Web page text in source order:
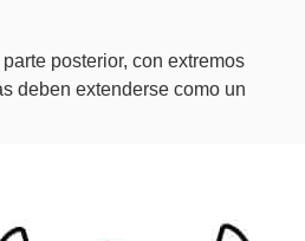
posterior, con extremos
deben extenderse como un